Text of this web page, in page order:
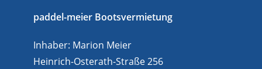
paddel-meier Bootsvermietung
Inhaber: Marion Meier
Heinrich-Osterath-Straße 256